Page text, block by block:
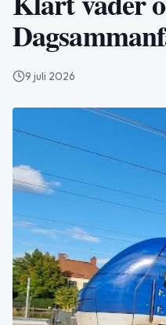
9 juli 2026